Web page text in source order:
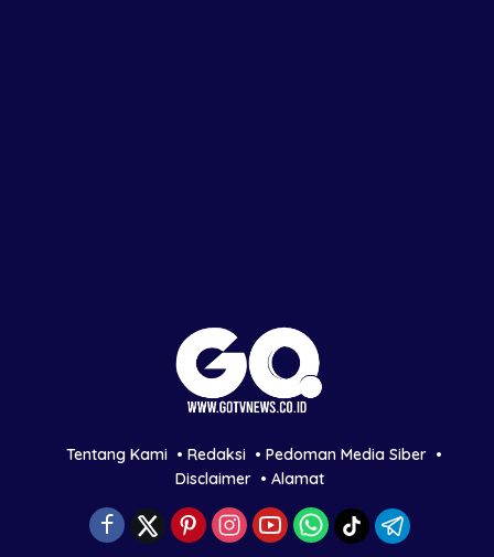
Tentang Kami Redaksi
Pedoman Media Siber
Disclaimer
Alamat